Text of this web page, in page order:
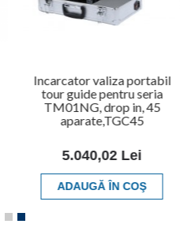
Incarcator valiza portabil
tour guide pentru seria
TM01NG, drop in, 45
aparate,TGC45
5.040,02 Lei
ADAUGĂ ÎN COŞ